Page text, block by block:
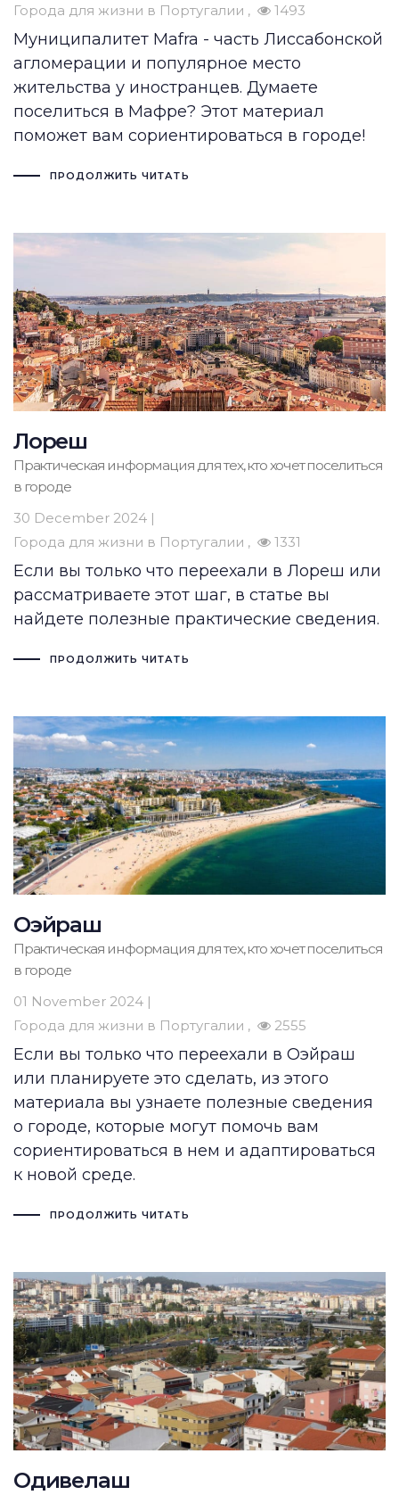
Города для жизни в Португалии
1493
Муниципалитет Mafra - часть Лиссабонской
агломерации и популярное место
жительства у иностранцев. Думаете
поселиться в Мафре? Этот материал
поможет вам сориентироваться в городе!
ПРОДОЛЖИТЬ ЧИТАТЬ
Лореш
Практическая информация для тех, кто хочет поселиться
в городе
30 December 2024 |
Города для жизни в Португалии
1331
Если вы только что переехали в Лореш или
рассматриваете этот шаг, в статье вы
найдете полезные практические сведения.
ПРОДОЛЖИТЬ ЧИТАТЬ
Оэйраш
Практическая информация для тех, кто хочет поселиться
в городе
01 November 2024 |
Города для жизни в Португалии
2555
Если вы только что переехали в Оэйраш
или планируете это сделать, из этого
материала вы узнаете полезные сведения
о городе, которые могут помочь вам
сориентироваться в нем и адаптироваться
к новой среде.
ПРОДОЛЖИТЬ ЧИТАТЬ
Одивелаш